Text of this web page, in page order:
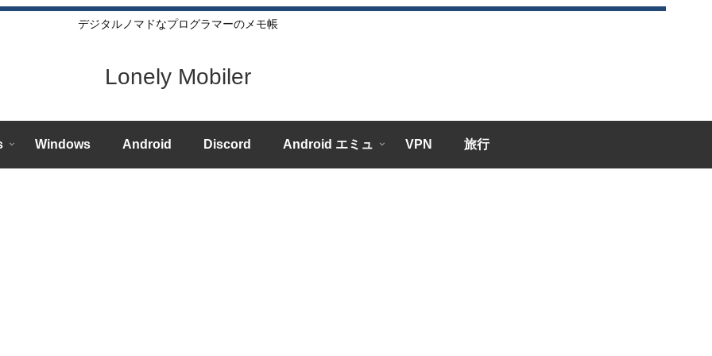
デジタルノマドなプログラマーのメモ帳
Lonely Mobiler
Windows Android Discord Android エミュ VPN 旅行